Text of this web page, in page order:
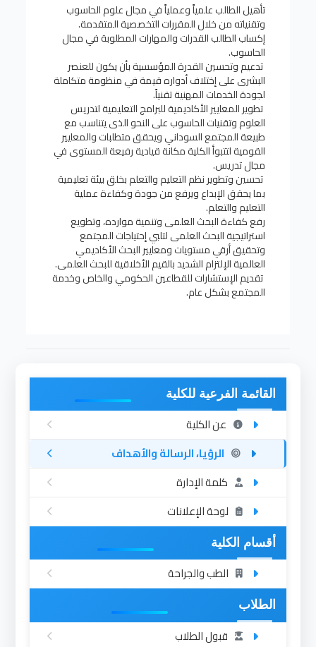
تأهيل الطالب علمياً وعملياً في مجال علوم الحاسوب
وتقنياته من خلال المقررات التخصصية المتقدمة.
إكساب الطالب القدرات والمهارات المطلوبة في مجال
الحاسوب.
تدعيم وتحسين القدرة المؤسسية بأن يكون للعنصر
البشرى على إختلاف أدواره قيمة في منظومة متكاملة
لجودة الخدمات المهنية تقنياً.
تطوير المعايير الأكاديمية للبرامج التعليمية لتدريس
العلوم وتقنيات الحاسوب على النحو الذى يتناسب مع
طبيعة المجتمع السوداني ويحقق متطلبات والمعايير
القومية لتتبوأ الكلية مكانة قيادية رفيعة المستوى في
مجال تدريس.
تحسين وتطوير نظم التعليم والتعلم بخلق بيئة تعليمية
بما يحقق الإبداع ويرفع من جودة وكفاءة عملية
التعليم والتعلم.
رفع كفاءة البحث العلمى وتنمية موارده، وتطويع
استراتيجية البحث العلمى لتلبي إحتياجات المجتمع
وتحقيق أرقي مستويات ومعايير البحث الأكاديمي
العالمية الإلتزام الشديد بالقيم الأخلاقية للبحث العلمى.
تقديم الإستشارات للقطاعين الحكومي والخاص وخدمة
المجتمع بشكل عام.
القائمة الفرعية للكلية
عن الكلية
الرؤيا، الرسالة والأهداف
كلمة الإدارة
لوحة الإعلانات
أقسام الكلية
الطب والجراحة
الطلاب
قبول الطلاب